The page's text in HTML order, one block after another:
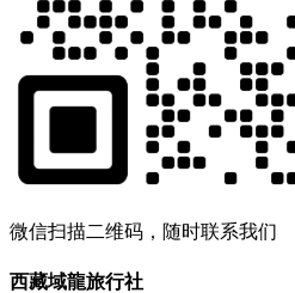
微信扫描二维码，随时联系我们
西藏域龍旅行社